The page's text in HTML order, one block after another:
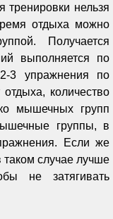
тренировки нельзя
отдыха можно
Получается
выполняется по
3 упражнения по
количество
мышечных групп
группы, в
Если же
случае лучше
не затягивать